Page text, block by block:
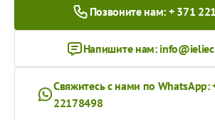
Позвоните нам: + 371
Напишите нам:
Свяжитесь с нами по WhatsApp:
22178498